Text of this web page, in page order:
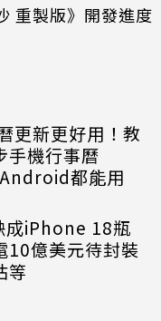
重製版》開發進度
更新更好用！教
手機行事曆
都能用
成iPhone 18瓶
10億美元待封裝
等